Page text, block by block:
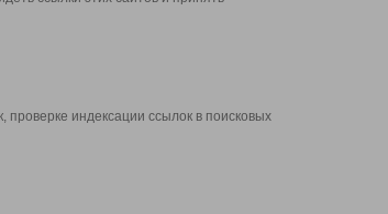
индексации ссылок в поисковых